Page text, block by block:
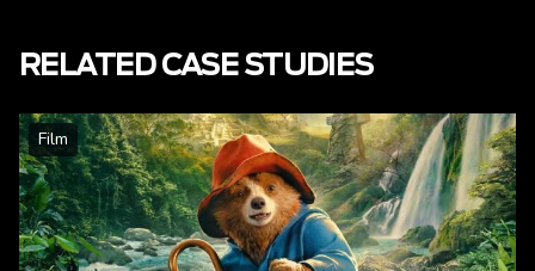
RELATED CASE STUDIES
Film